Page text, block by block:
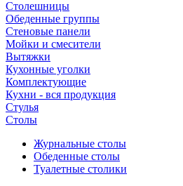
Столешницы
Обеденные группы
Стеновые панели
Мойки и смесители
Вытяжки
Кухонные уголки
Комплектующие
Кухни - вся продукция
Стулья
Столы
Журнальные столы
Обеденные столы
Туалетные столики